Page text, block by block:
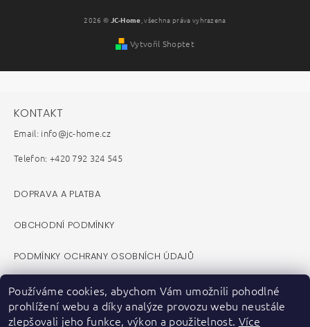
2026 © JC-Home , všechna práva vyhrazena
Vytvořil Shoptet
KONTAKT
Email: info@jc-home.cz
Telefon: +420 792 324 545
DOPRAVA A PLATBA
OBCHODNÍ PODMÍNKY
PODMÍNKY OCHRANY OSOBNÍCH ÚDAJŮ
REKLAMAČNÍ ŘÁD
VELKOOBCHOD B2B
Používáme cookies, abychom Vám umožnili pohodlné
prohlížení webu a díky analýze provozu webu neustále
zlepšovali jeho funkce, výkon a použitelnost. Více